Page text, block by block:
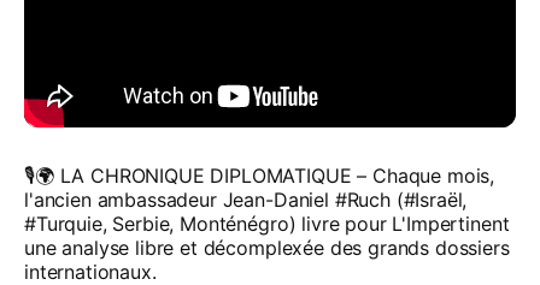
🎙️🌍 LA CHRONIQUE DIPLOMATIQUE – Chaque mois,
l'ancien ambassadeur Jean-Daniel #Ruch (#Israël,
#Turquie, Serbie, Monténégro) livre pour L'Impertinent
une analyse libre et décomplexée des grands dossiers
internationaux.